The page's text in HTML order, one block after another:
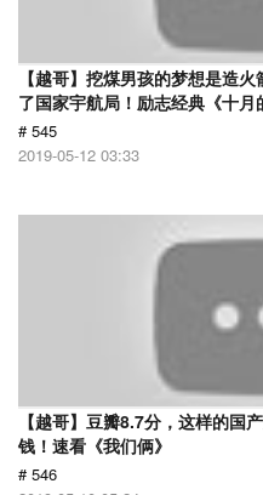
【越哥】挖煤男孩的梦想是造
了国家宇航局！励志经典《十月
# 545
2019-05-12 03:33
【越哥】豆瓣8.7分，这样的国
钱！速看《我们俩》
# 546